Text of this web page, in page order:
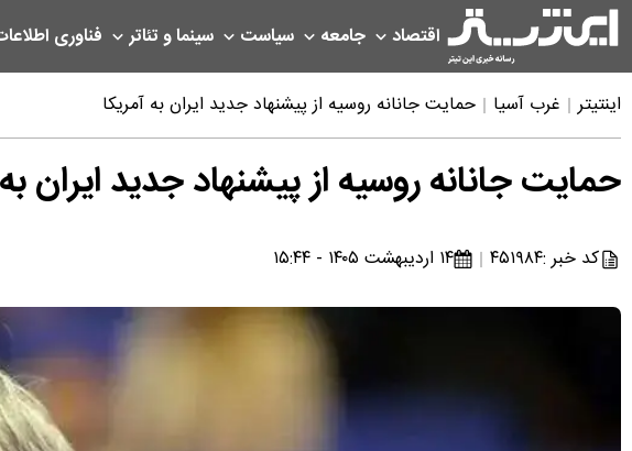
اقتصاد جامعه سیاست سینما و تئاتر فناوری
اینتیتر غرب آسیا حمایت جانانه روسیه از پیشنهاد جدید ایران به آمریکا
حمایت جانانه روسیه از پیشنهاد جدید ایران
کد خبر :۴۵۱۹۸۴ ۱۴ اردیبهشت ۱۴۰۵ - ۱۵:۴۴